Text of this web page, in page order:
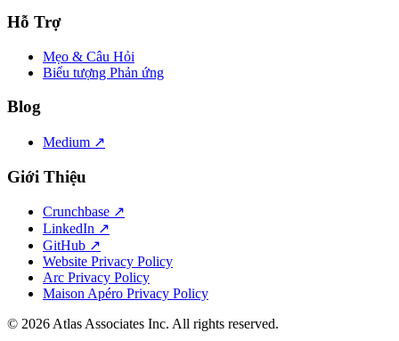
Hỗ Trợ
Mẹo & Câu Hỏi
Biểu tượng Phản ứng
Blog
Medium ↗
Giới Thiệu
Crunchbase ↗
LinkedIn ↗
GitHub ↗
Website Privacy Policy
Arc Privacy Policy
Maison Apéro Privacy Policy
© 2026Atlas Associates Inc. All rights reserved.